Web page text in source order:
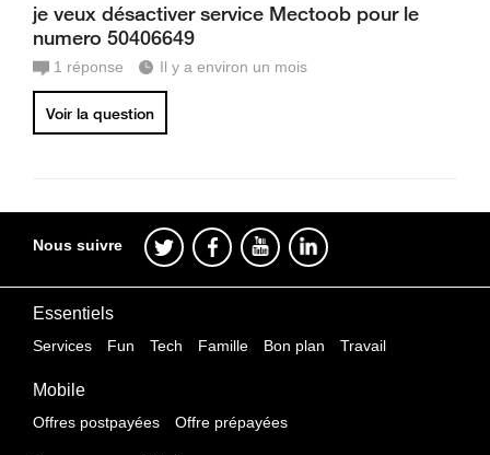
je veux désactiver service Mectoob pour le
numero 50406649
1 réponse Il y a environ un mois
Voir la question
Nous suivre
Essentiels
Services Fun Tech Famille Bon plan Travail
Mobile
Offres postpayées Offre prépayées